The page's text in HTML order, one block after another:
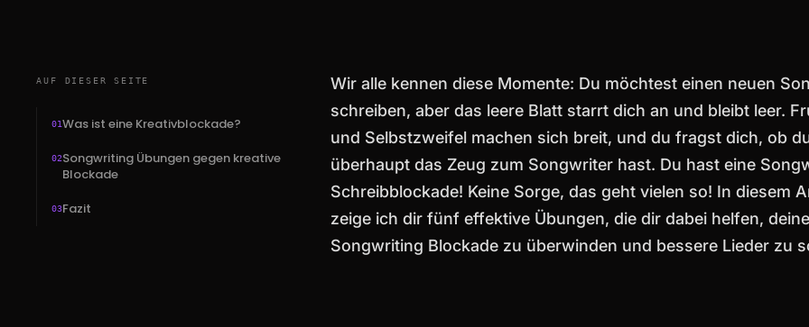
AUF DIESER SEITE
01Was ist eine Kreativblockade?
02Songwriting Übungen gegen kreative
Blockade
03Fazit
Wir alle kennen diese Momente: Du möchtest einen neuen
schreiben, aber das leere Blatt starrt dich an und bleibt leer.
und Selbstzweifel machen sich breit, und du fragst dich, ob
überhaupt das Zeug zum Songwriter hast. Du hast eine
Schreibblockade! Keine Sorge, das geht vielen so! In diesem
zeige ich dir fünf effektive Übungen, die dir dabei helfen, deine
Songwriting Blockade zu überwinden und bessere Lieder zu